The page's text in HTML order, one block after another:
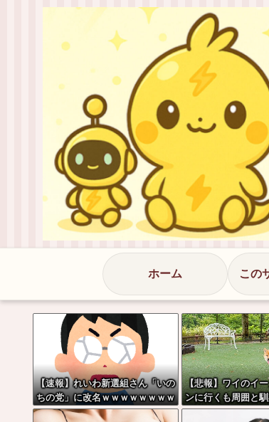
ホーム この
【速報】れいわ新選組さん「いの
ちの党」に改名ｗｗｗｗｗｗｗｗ
【悲報】ワイのイ
ンに行くも周囲と
帰宅